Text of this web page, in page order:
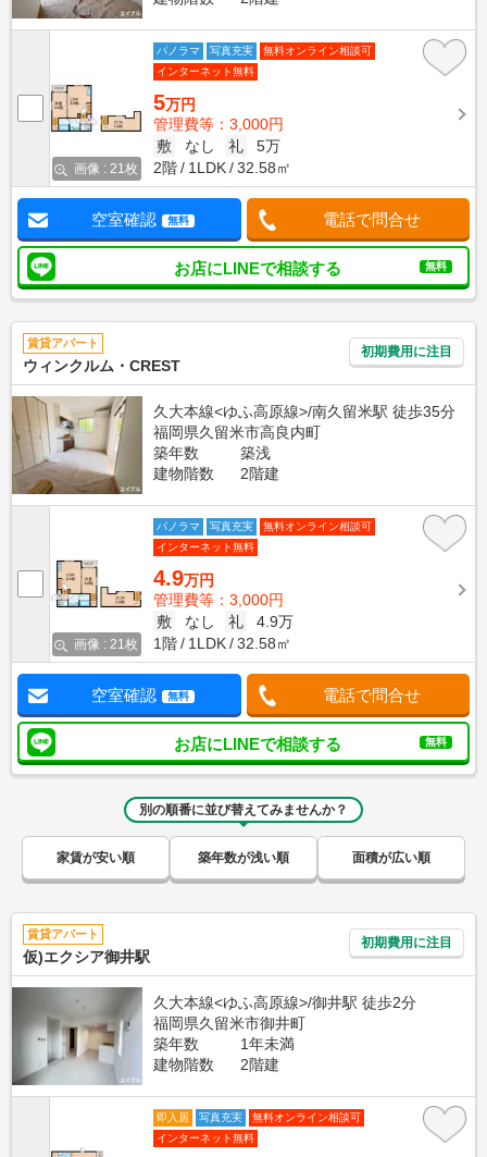
画像 : 21枚
パノラマ 写真充実
無料オンライン相談可
インターネット無料
5万円
管理費等：3,000円
敷
なし 礼
5万
2階
1LDK 32.58㎡
空室確認 無料 電話で問合せ
お店にLINEで相談する 無料
賃貸アパート
ウィンクルム・CREST
初期費用に注目
久大本線<ゆふ高原線>/南久留米駅 徒歩35分
福岡県久留米市高良内町
築年数
築浅
建物階数
2階建
画像 : 21枚
パノラマ 写真充実
無料オンライン相談可
インターネット無料
4.9万円
管理費等：3,000円
敷
なし 礼
4.9万
1階
1LDK 32.58㎡
空室確認 無料 電話で問合せ
お店にLINEで相談する 無料
別の順番に並び替えてみませんか？
家賃が安い順 築年数が浅い順 面積が広い順
賃貸アパート
仮)エクシア御井駅
初期費用に注目
久大本線<ゆふ高原線>/御井駅 徒歩2分
福岡県久留米市御井町
築年数
1年未満
建物階数
2階建
即入居 写真充実
無料オンライン相談可
インターネット無料